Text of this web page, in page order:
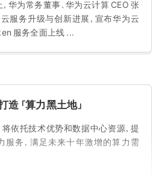
华为常务董事、华为云计算 CEO 张
服务升级与创新进展，宣布华为云
服务全面上线 ...
造「算力黑土地」
依托技术优势和数据中心资源，提
服务，满足未来十年激增的算力需